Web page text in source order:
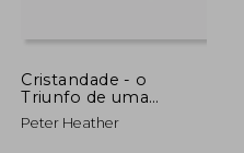
Cristandade - o
Triunfo de uma
Religião, 300-1300 D.
Cr
Peter Heather